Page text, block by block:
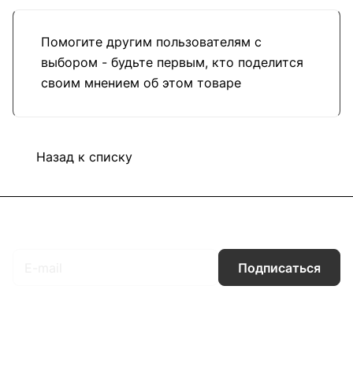
Помогите другим пользователям с
выбором - будьте первым, кто поделится
своим мнением об этом товаре
Назад к списку
Подписаться